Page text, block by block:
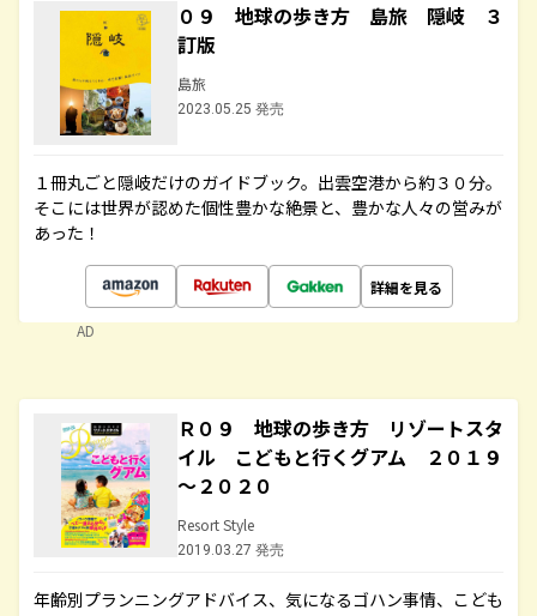
０９ 地球の歩き方 島旅 隠岐 ３
訂版
島旅
2023.05.25 発売
１冊丸ごと隠岐だけのガイドブック。出雲空港から約３０分。
そこには世界が認めた個性豊かな絶景と、豊かな人々の営みが
あった！
詳細を見る
AD
Ｒ０９ 地球の歩き方 リゾートスタ
イル こどもと行くグアム ２０１９
～２０２０
Resort Style
2019.03.27 発売
年齢別プランニングアドバイス、気になるゴハン事情、こども